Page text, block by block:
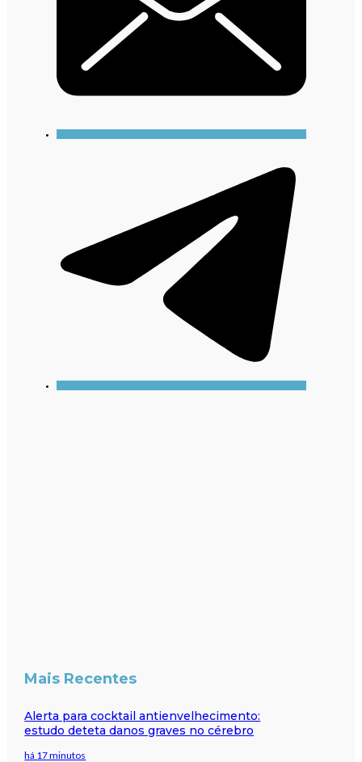
Mais Recentes
Alerta para cocktail antienvelhecimento:
estudo deteta danos graves no cérebro
há 17 minutos